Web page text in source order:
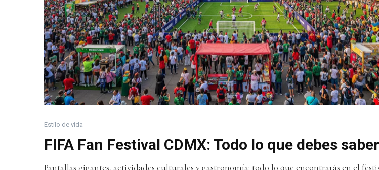
Estilo de vida
FIFA Fan Festival CDMX: Todo lo que debes saber
Pantallas gigantes, actividades culturales y gastronomía: todo lo que encontrarás en el